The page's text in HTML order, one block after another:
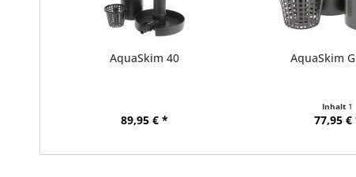
AquaSkim 40
89,95 € *
AquaSkim
Inhalt 1
77,95 €